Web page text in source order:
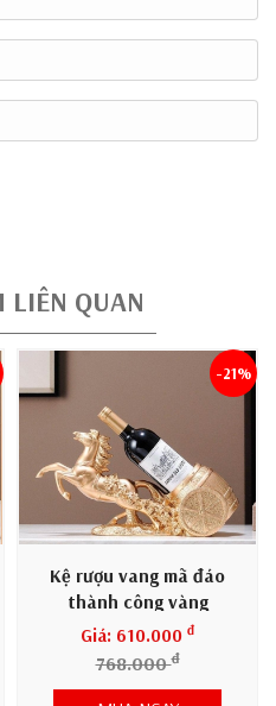
LIÊN QUAN
Kệ rượu vang mã đáo
thành công vàng
Giá: 610.000 đ
768.000đ
-21%